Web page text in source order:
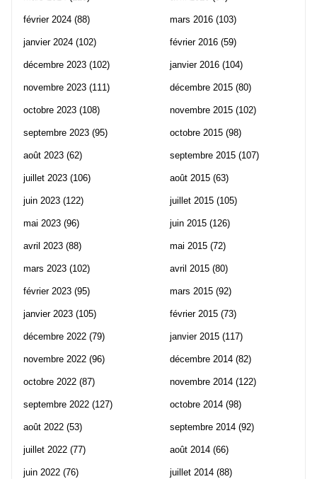
février 2024 (88)
janvier 2024 (102)
décembre 2023 (102)
novembre 2023 (111)
octobre 2023 (108)
septembre 2023 (95)
août 2023 (62)
juillet 2023 (106)
juin 2023 (122)
mai 2023 (96)
avril 2023 (88)
mars 2023 (102)
février 2023 (95)
janvier 2023 (105)
décembre 2022 (79)
novembre 2022 (96)
octobre 2022 (87)
septembre 2022 (127)
août 2022 (53)
juillet 2022 (77)
juin 2022 (76)
mars 2016 (103)
février 2016 (59)
janvier 2016 (104)
décembre 2015 (80)
novembre 2015 (102)
octobre 2015 (98)
septembre 2015 (107)
août 2015 (63)
juillet 2015 (105)
juin 2015 (126)
mai 2015 (72)
avril 2015 (80)
mars 2015 (92)
février 2015 (73)
janvier 2015 (117)
décembre 2014 (82)
novembre 2014 (122)
octobre 2014 (98)
septembre 2014 (92)
août 2014 (66)
juillet 2014 (88)